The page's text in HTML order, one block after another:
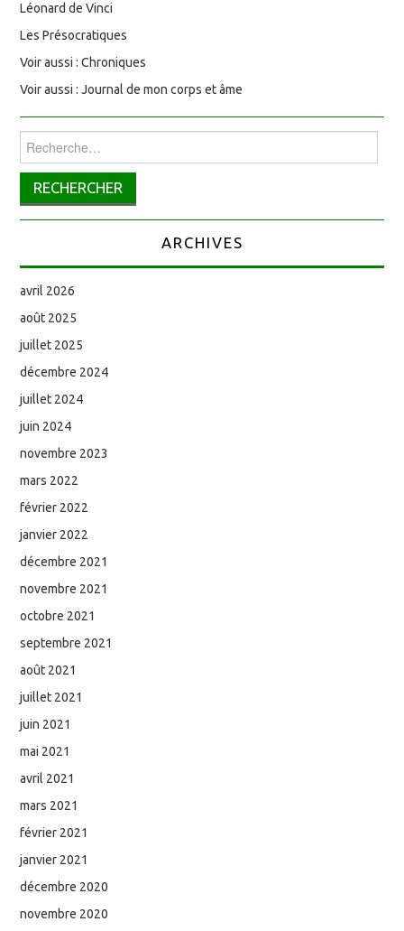
Léonard de Vinci
Les Présocratiques
Voir aussi : Chroniques
Voir aussi : Journal de mon corps et âme
Rechercher :
ARCHIVES
avril 2026
août 2025
juillet 2025
décembre 2024
juillet 2024
juin 2024
novembre 2023
mars 2022
février 2022
janvier 2022
décembre 2021
novembre 2021
octobre 2021
septembre 2021
août 2021
juillet 2021
juin 2021
mai 2021
avril 2021
mars 2021
février 2021
janvier 2021
décembre 2020
novembre 2020